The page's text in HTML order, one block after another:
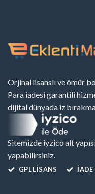
Orjinal lisanslı ve ömür
Para iadesi garantili
dijital dünyada iz
Sitemizde iyzico alt
yapabilirsiniz.
GPL LISANS İADE